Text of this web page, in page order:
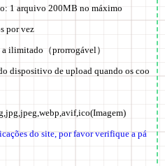
1 arquivo 200MB no máximo
por vez
a ilimitado （prorrogável）
dispositivo de upload quando os coo
(Imagem)
do site, por favor verifique a pá